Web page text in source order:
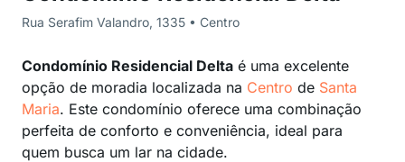
Rua Serafim Valandro, 1335 • Centro
Condomínio Residencial Delta é uma excelente
opção de moradia localizada na Centro de Santa
Maria. Este condomínio oferece uma combinação
perfeita de conforto e conveniência, ideal para
quem busca um lar na cidade.